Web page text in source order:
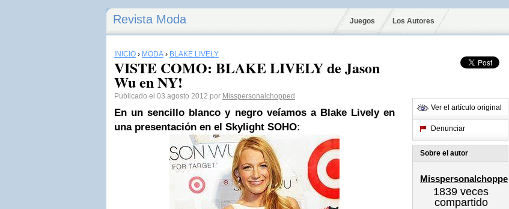
Revista Moda Juegos Los Autores
INICIO › MODA › BLAKE LIVELY
VISTE COMO: BLAKE LIVELY de Jason
Wu en NY!
Publicado el 03 agosto 2012 por Misspersonalchopped
En un sencillo blanco y negro veíamos a Blake Livelyen
una presentación en el Skylight SOHO:
Ver el artículo original
Denunciar
Sobre el autor
Misspersonalchopped
1839 veces
compartido